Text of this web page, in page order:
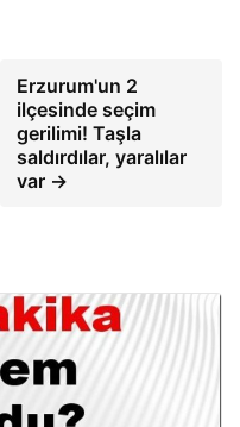
Erzurum'un 2
ilçesinde seçim
gerilimi! Taşla
saldırdılar, yaralılar
var →